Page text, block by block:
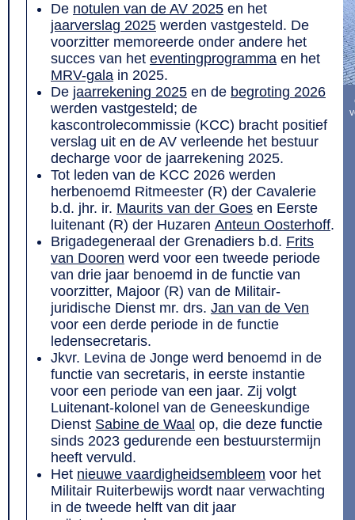
De notulen van de AV 2025 en het
jaarverslag 2025 werden vastgesteld. De
voorzitter memoreerde onder andere het
succes van het eventingprogramma en het
MRV-gala in 2025.
De jaarrekening 2025 en de begroting 2026
werden vastgesteld; de
kascontrolecommissie (KCC) bracht positief
verslag uit en de AV verleende het bestuur
decharge voor de jaarrekening 2025.
Tot leden van de KCC 2026 werden
herbenoemd Ritmeester (R) der Cavalerie
b.d. jhr. ir. Maurits van der Goes en Eerste
luitenant (R) der Huzaren Anteun Oosterhoff.
Brigadegeneraal der Grenadiers b.d. Frits
van Dooren werd voor een tweede periode
van drie jaar benoemd in de functie van
voorzitter, Majoor (R) van de Militair-
juridische Dienst mr. drs. Jan van de Ven
voor een derde periode in de functie
ledensecretaris.
Jkvr. Levina de Jonge werd benoemd in de
functie van secretaris, in eerste instantie
voor een periode van een jaar. Zij volgt
Luitenant-kolonel van de Geneeskundige
Dienst Sabine de Waal op, die deze functie
sinds 2023 gedurende een bestuurstermijn
heeft vervuld.
Het nieuwe vaardigheidsembleem voor het
Militair Ruiterbewijs wordt naar verwachting
in de tweede helft van dit jaar